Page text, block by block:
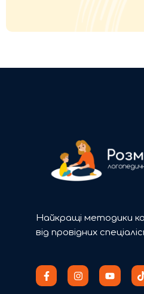
Найкращі методики
від провідних